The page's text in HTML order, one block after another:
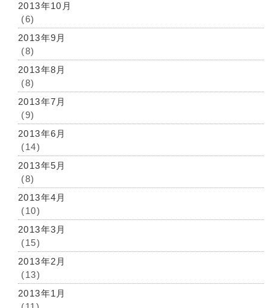
2013年10月
(6)
2013年9月
(8)
2013年8月
(8)
2013年7月
(9)
2013年6月
(14)
2013年5月
(8)
2013年4月
(10)
2013年3月
(15)
2013年2月
(13)
2013年1月